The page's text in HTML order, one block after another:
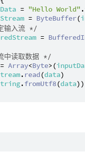
= "Hello World" .
= ByteBuffer(
输入流 */
=
中读取数据 */
= Array<Byte>(
. read(data)
.fromUtf8(data))